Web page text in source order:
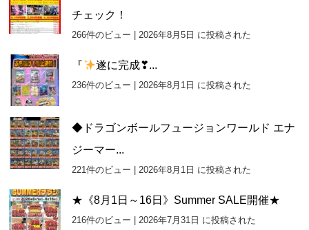
チェック！
266件のビュー |2026年8月5日 に投稿された
『 遂に完成❣...
236件のビュー |2026年8月1日 に投稿された
◆ドラゴンボールフュージョンワールド エナ
ジーマー...
221件のビュー |2026年8月1日 に投稿された
★《8月1日～16日》Summer SALE開催★
216件のビュー |2026年7月31日 に投稿された